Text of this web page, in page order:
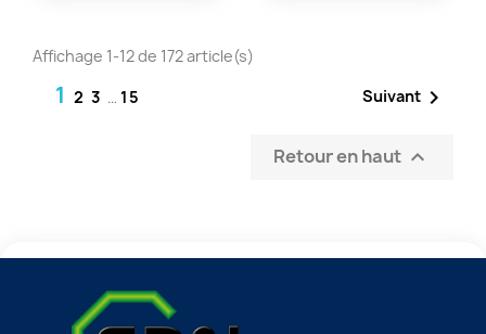
Affichage 1-12 de 172 article(s)
1 2 3 … 15 Suivant 
Retour en haut 